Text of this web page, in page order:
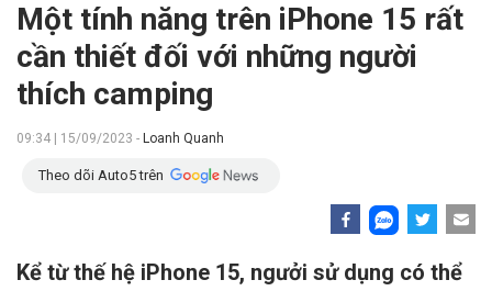
Một tính năng trên iPhone 15 rất
cần thiết đối với những người
thích camping
09:34 | 15/09/2023 - Loanh Quanh
Theo dõi Auto5 trên
Kể từ thế hệ iPhone 15, ngưởi sử dụng có thể